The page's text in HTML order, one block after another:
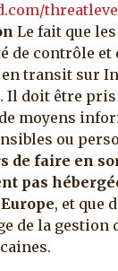
Le fait que
de contrôle
transit sur
Il doit être
moyens
ou
de faire en
pas
, et que
de la gestion